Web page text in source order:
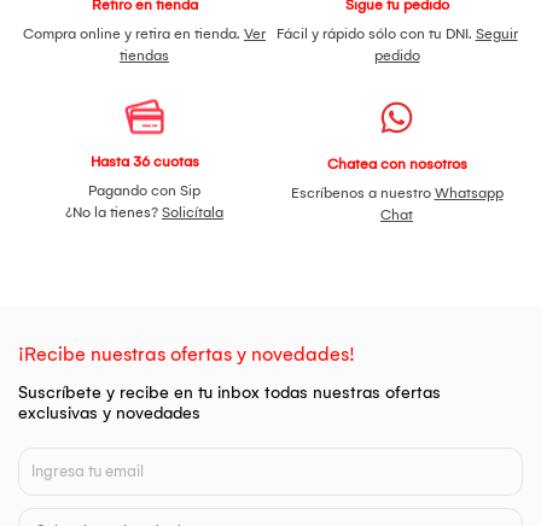
Retiro en tienda
Compra online y retira en tienda. Ver
tiendas
Sigue tu pedido
Fácil y rápido sólo con tu DNI. Seguir
pedido
Hasta 36 cuotas
Pagando con Sip
¿No la tienes? Solicítala
Chatea con nosotros
Escríbenos a nuestro Whatsapp
Chat
¡Recibe nuestras ofertas y novedades!
Suscríbete y recibe en tu inbox todas nuestras ofertas
exclusivas y novedades